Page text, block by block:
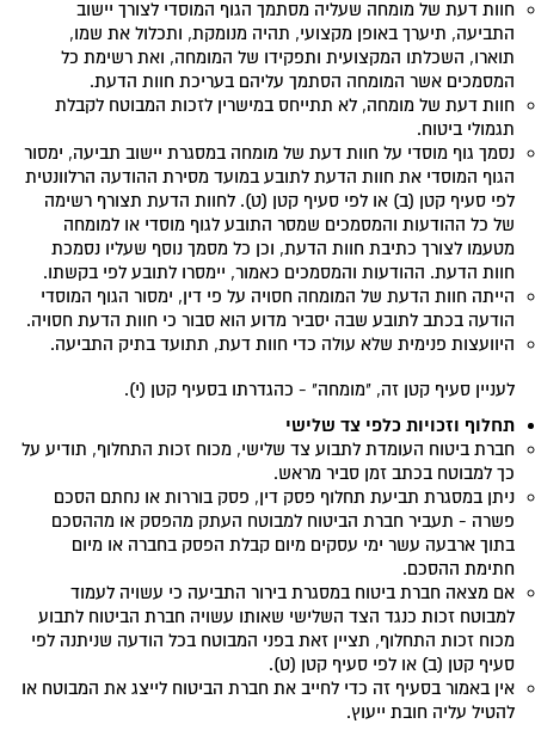
חוות דעת של מומחה שעליה מסתמך הגוף המוסדי לצורך יישוב
התביעה, תיערך באופן מקצועי, תהיה מנומקת, ותכלול את שמו,
תוארו, השכלתו המקצועית ותפקידו של המומחה, ואת רשימת כל
המסמכים אשר המומחה הסתמך עליהם בעריכת חוות הדעת.
חוות דעת של מומחה, לא תתייחס במישרין לזכות המבוטח לקבלת
תגמולי ביטוח.
נסמך גוף מוסדי על חוות דעת של מומחה במסגרת יישוב תביעה, ימסור
הגוף המוסדי את חוות הדעת לתובע במועד מסירת ההודעה הרלוונטית
לפי סעיף קטן (ב) או לפי סעיף קטן (ט). לחוות הדעת תצורף רשימה
של כל ההודעות והמסמכים שמסר התובע לגוף מוסדי או למומחה
מטעמו לצורך כתיבת חוות הדעת, וכן כל מסמך נוסף שעליו נסמכת
חוות הדעת. ההודעות והמסמכים כאמור, יימסרו לתובע לפי בקשתו.
הייתה חוות הדעת של המומחה חסויה על פי דין, ימסור הגוף המוסדי
הודעה בכתב לתובע שבה יסביר מדוע הוא סבור כי חוות הדעת חסויה.
היוועצות פנימית שלא עולה כדי חוות דעת, תתועד בתיק התביעה.
לעניין סעיף קטן זה, "מומחה" - כהגדרתו בסעיף קטן (י).
תחלוף וזכויות כלפי צד שלישי
חברת ביטוח העומדת לתבוע צד שלישי, מכוח זכות התחלוף, תודיע על
כך למבוטח בכתב זמן סביר מראש.
ניתן במסגרת תביעת תחלוף פסק דין, פסק בוררות או נחתם הסכם
פשרה - תעביר חברת הביטוח למבוטח העתק מהפסק או מההסכם
בתוך ארבעה עשר ימי עסקים מיום קבלת הפסק בחברה או מיום
חתימת ההסכם.
אם מצאה חברת ביטוח במסגרת בירור התביעה כי עשויה לעמוד
למבוטח זכות כנגד הצד השלישי שאותו עשויה חברת הביטוח לתבוע
מכוח זכות התחלוף, תציין זאת בפני המבוטח בכל הודעה שניתנה לפי
סעיף קטן (ב) או לפי סעיף קטן (ט).
אין באמור בסעיף זה כדי לחייב את חברת הביטוח לייצג את המבוטח או
להטיל עליה חובת ייעוץ.